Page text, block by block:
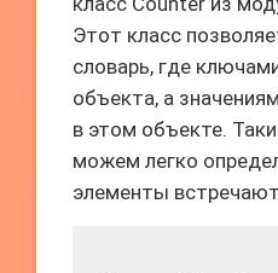
Этот класс
словарь, где
объекта, а
в этом объекте.
можем легко
элементы